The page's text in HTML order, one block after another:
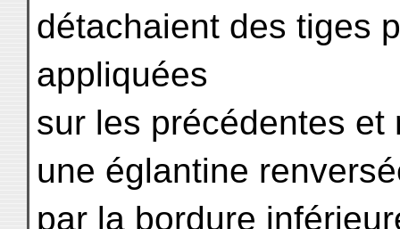
détachaient des tiges
appliquées
sur les précédentes et
une églantine
par la bordure